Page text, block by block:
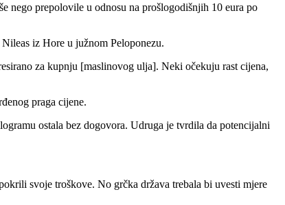
nego prepolovile u odnosu na prošlogodišnjih 10 eura po
iz Hore u južnom Peloponezu.
za kupnju [maslinovog ulja]. Neki očekuju rast cijena,
praga cijene.
ostala bez dogovora. Udruga je tvrdila da potencijalni
svoje troškove. No grčka država trebala bi uvesti mjere